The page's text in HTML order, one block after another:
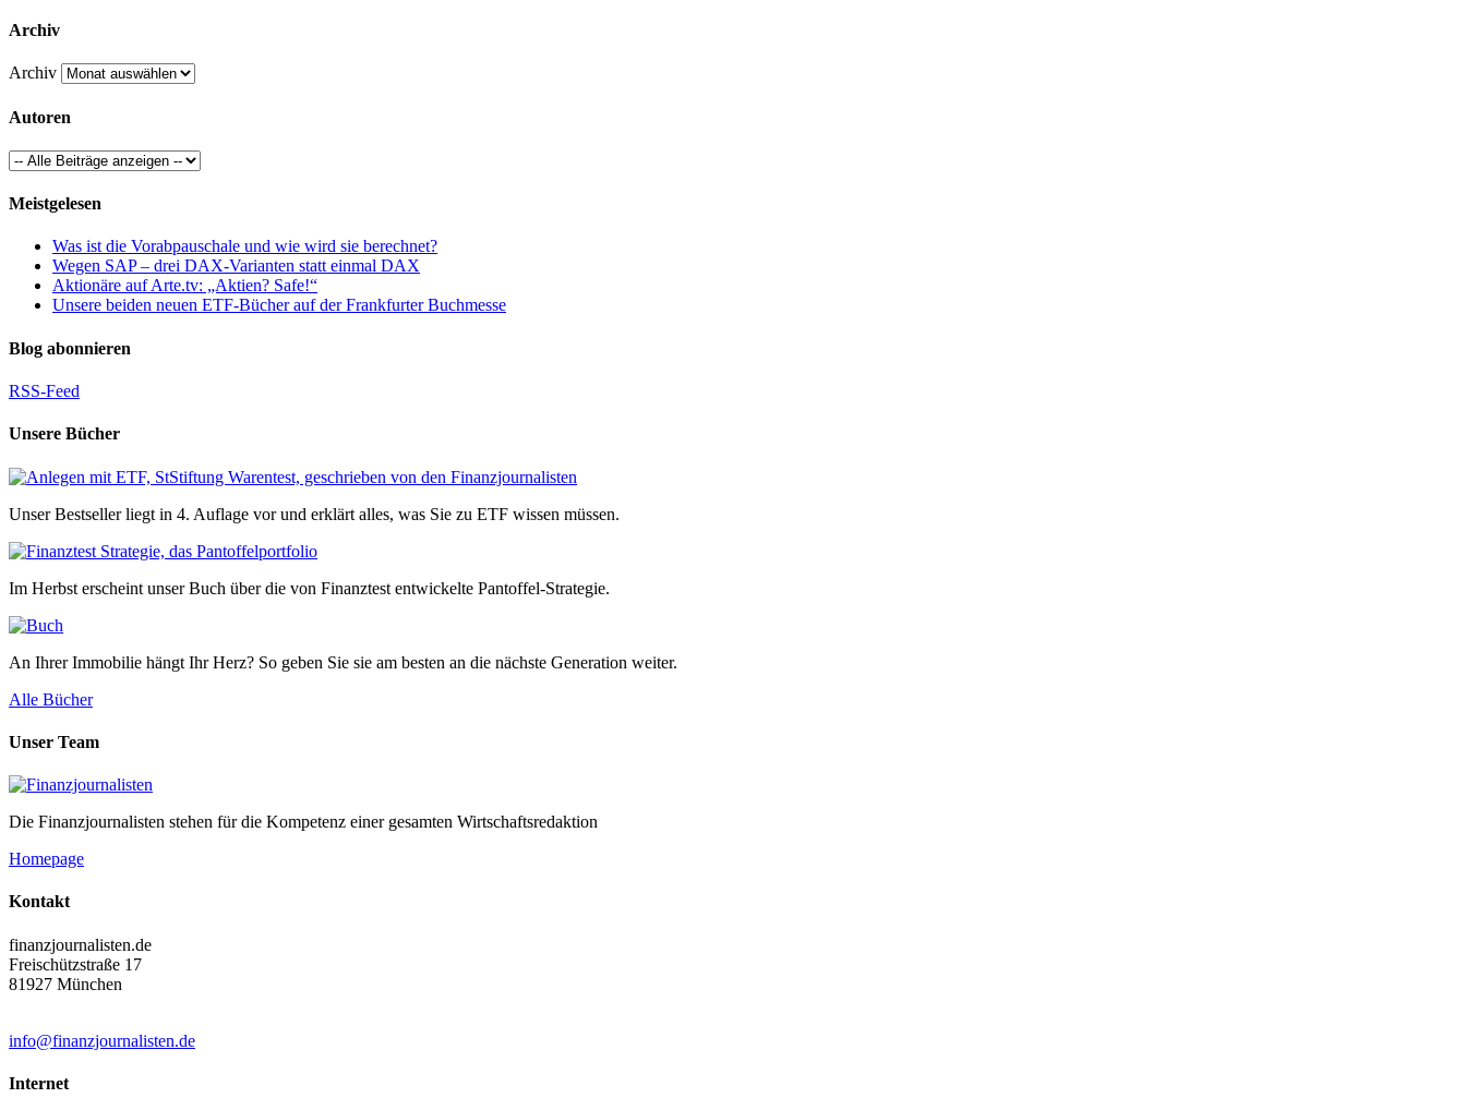
Archiv
Archiv
Autoren
Meistgelesen
Was ist die Vorabpauschale und wie wird sie berechnet?
Wegen SAP – drei DAX-Varianten statt einmal DAX
Aktionäre auf Arte.tv: „Aktien? Safe!“
Unsere beiden neuen ETF-Bücher auf der Frankfurter Buchmesse
Blog abonnieren
RSS-Feed
Unsere Bücher
Unser Bestseller liegt in 4. Auflage vor und erklärt alles, was Sie zu ETF wissen müssen.
Im Herbst erscheint unser Buch über die von Finanztest entwickelte Pantoffel-Strategie.
An Ihrer Immobilie hängt Ihr Herz? So geben Sie sie am besten an die nächste Generation weiter.
Alle Bücher
Unser Team
Die Finanzjournalisten stehen für die Kompetenz einer gesamten Wirtschaftsredaktion
Homepage
Kontakt
finanzjournalisten.de
Freischützstraße 17
81927 München
info@finanzjournalisten.de
Internet